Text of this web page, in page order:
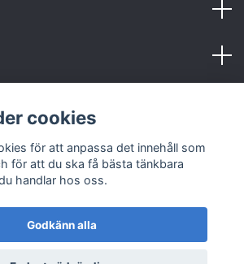
Från Gammalt till Annat AB
cookies
för att anpassa det innehåll som
för att du ska få bästa tänkbara
handlar hos oss.
Godkänn alla